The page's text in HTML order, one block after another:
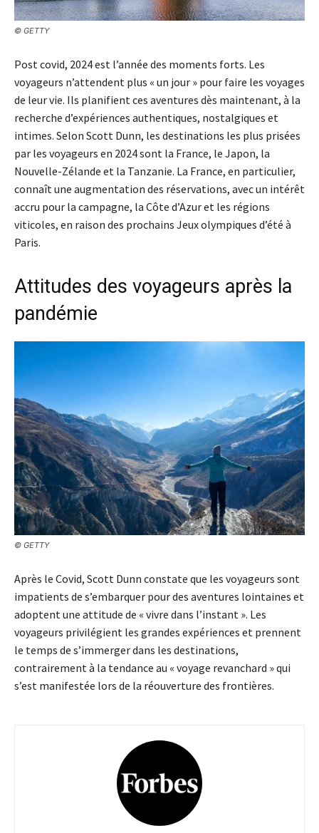
© GETTY
Post covid, 2024 est l’année des moments forts. Les
voyageurs n’attendent plus « un jour » pour faire les voyages
de leur vie. Ils planifient ces aventures dès maintenant, à la
recherche d’expériences authentiques, nostalgiques et
intimes. Selon Scott Dunn, les destinations les plus prisées
par les voyageurs en 2024 sont la France, le Japon, la
Nouvelle-Zélande et la Tanzanie. La France, en particulier,
connaît une augmentation des réservations, avec un intérêt
accru pour la campagne, la Côte d’Azur et les régions
viticoles, en raison des prochains Jeux olympiques d’été à
Paris.
Attitudes des voyageurs après la
pandémie
© GETTY
Après le Covid, Scott Dunn constate que les voyageurs sont
impatients de s’embarquer pour des aventures lointaines et
adoptent une attitude de « vivre dans l’instant ». Les
voyageurs privilégient les grandes expériences et prennent
le temps de s’immerger dans les destinations,
contrairement à la tendance au « voyage revanchard » qui
s’est manifestée lors de la réouverture des frontières.